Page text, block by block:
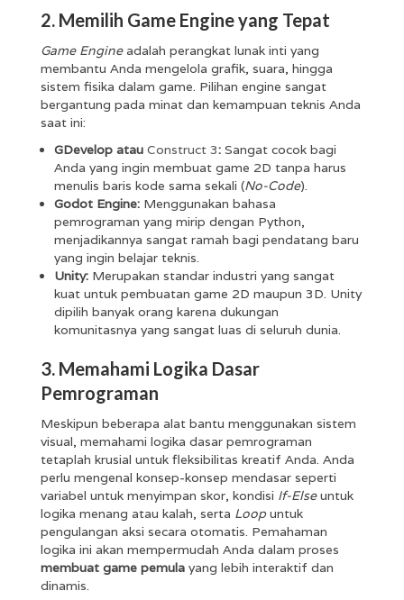
2. Memilih Game Engine yang Tepat
Game Engineadalah perangkat lunak inti yang
membantu Anda mengelola grafik, suara, hingga
sistem fisika dalam game. Pilihan engine sangat
bergantung pada minat dan kemampuan teknis Anda
saat ini:
GDevelop atau Construct 3: Sangat cocok bagi
Anda yang ingin membuat game 2D tanpa harus
menulis baris kode sama sekali (No-Code).
Godot Engine: Menggunakan bahasa
pemrograman yang mirip dengan Python,
menjadikannya sangat ramah bagi pendatang baru
yang ingin belajar teknis.
Unity: Merupakan standar industri yang sangat
kuat untuk pembuatan game 2D maupun 3D. Unity
dipilih banyak orang karena dukungan
komunitasnya yang sangat luas di seluruh dunia.
3. Memahami Logika Dasar
Pemrograman
Meskipun beberapa alat bantu menggunakan sistem
visual, memahami logika dasar pemrograman
tetaplah krusial untuk fleksibilitas kreatif Anda. Anda
perlu mengenal konsep-konsep mendasar seperti
variabel untuk menyimpan skor, kondisi If-Elseuntuk
logika menang atau kalah, serta Loopuntuk
pengulangan aksi secara otomatis. Pemahaman
logika ini akan mempermudah Anda dalam proses
membuat game pemula yang lebih interaktif dan
dinamis.